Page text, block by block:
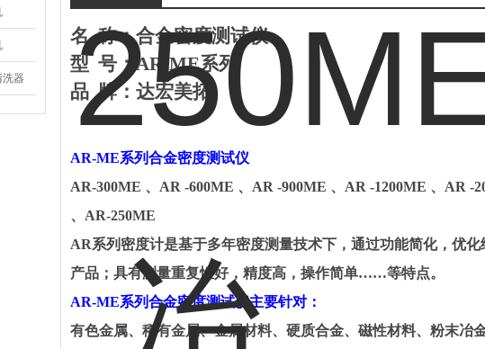
器
名 称：合金密度测试仪
型 号： AR-ME系列
品 牌： 达宏美拓
AR-ME系列合金密度测试仪
AR-300ME 、 AR -600ME 、 AR -900ME 、 AR -1200ME 、 AR -
、 AR-250ME
AR系列密度计是基于多年密度测量技术下，通过功能简化，优
产品；具有测量重复性好，精度高，操作简单……等特点。
AR-ME系列合金密度测试仪主要针对：
有色金属、稀有金属、金属材料、硬质合金、磁性材料、粉末冶